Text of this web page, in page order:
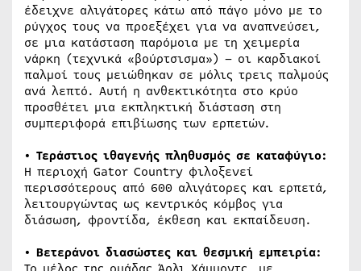
έδειχνε αλιγάτορες κάτω από πάγο μόνο με το
ρύγχος τους να προεξέχει για να αναπνεύσει,
σε μια κατάσταση παρόμοια με τη χειμερία
νάρκη (τεχνικά «βούρτσισμα») – οι καρδιακοί
παλμοί τους μειώθηκαν σε μόλις τρεις παλμούς
ανά λεπτό. Αυτή η ανθεκτικότητα στο κρύο
προσθέτει μια εκπληκτική διάσταση στη
συμπεριφορά επιβίωσης των ερπετών.
• Τεράστιος ιθαγενής πληθυσμός σε καταφύγιο:
Η περιοχή Gator Country φιλοξενεί
περισσότερους από 600 αλιγάτορες και ερπετά,
λειτουργώντας ως κεντρικός κόμβος για
διάσωση, φροντίδα, έκθεση και εκπαίδευση.
• Βετεράνοι διασώστες και θεσμική εμπειρία: